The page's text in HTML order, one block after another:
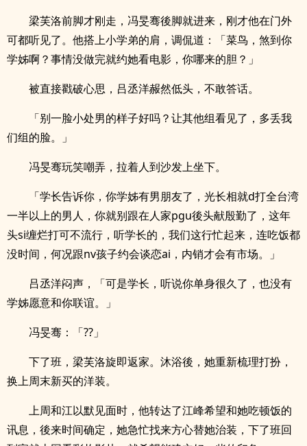
梁芙洛前脚才刚走，冯旻骞後脚就进来，刚才他在门外
可都听见了。他搭上小学弟的肩，调侃道：「菜鸟，煞到你
学姊啊？事情没做完就约她看电影，你哪来的胆？」
被直接戳破心思，吕丞洋赧然低头，不敢答话。
「别一脸小处男的样子好吗？让其他组看见了，多丢我
们组的脸。」
冯旻骞玩笑嘲弄，拉着人到沙发上坐下。
「学长告诉你，你学姊有男朋友了，光长相就d打全台湾
一半以上的男人，你就别跟在人家pgu後头献殷勤了，这年
头si缠烂打可不流行，听学长的，我们这行忙起来，连吃饭都
没时间，何况跟nv孩子约会谈恋ai，内销才会有市场。」
吕丞洋闷声，「可是学长，听说你单身很久了，也没有
学姊愿意和你联谊。」
冯旻骞：「??」
下了班，梁芙洛旋即返家。沐浴後，她重新梳理打扮，
换上周末新买的洋装。
上周和江以默见面时，他转达了江峰希望和她吃顿饭的
讯息，後来时间确定，她急忙找来方心替她治装，下了班回